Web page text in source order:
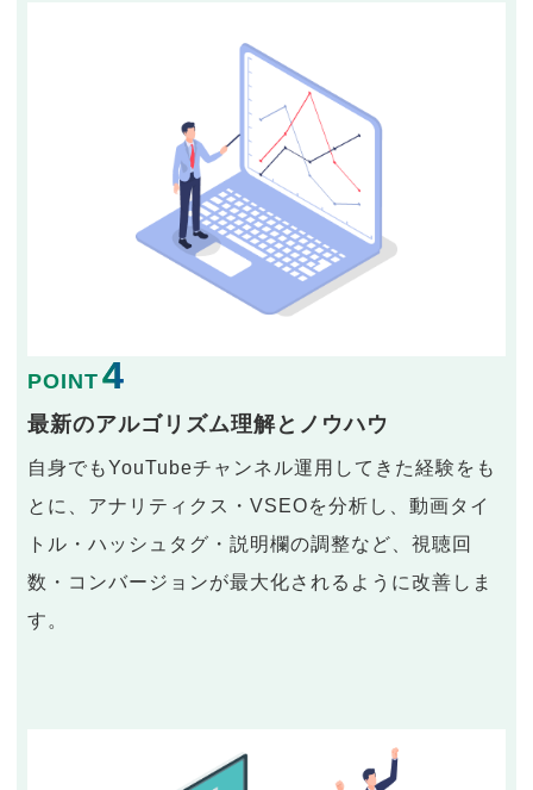
POINT 4
最新のアルゴリズム理解とノウハウ
自身でもYouTubeチャンネル運用してきた経験をも
とに、アナリティクス・VSEOを分析し、動画タイ
トル・ハッシュタグ・説明欄の調整など、視聴回
数・コンバージョンが最大化されるように改善しま
す。